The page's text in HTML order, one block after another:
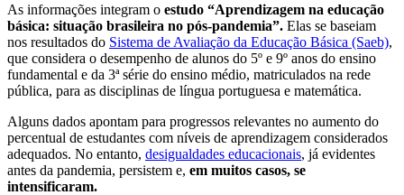
As informações integram o estudo “Aprendizagem na educação
básica: situação brasileira no pós-pandemia”. Elas se baseiam
nos resultados do Sistema de Avaliação da Educação Básica (Saeb),
que considera o desempenho de alunos do 5º e 9º anos do ensino
fundamental e da 3ª série do ensino médio, matriculados na rede
pública, para as disciplinas de língua portuguesa e matemática.
Alguns dados apontam para progressos relevantes no aumento do
percentual de estudantes com níveis de aprendizagem considerados
adequados. No entanto, desigualdades educacionais, já evidentes
antes da pandemia, persistem e, em muitos casos, se
intensificaram.